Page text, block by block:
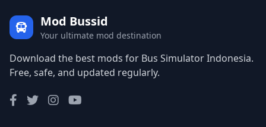
Mod Bussid
Your ultimate mod destination
Download the best mods for Bus Simulator Indonesia.
Free, safe, and updated regularly.